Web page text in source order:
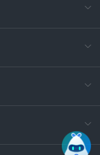
电
400-
技